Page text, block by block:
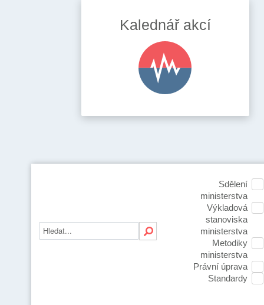
Kalednář akcí
Sdělení
ministerstva
Výkladová
stanoviska
ministerstva
Metodiky
ministerstva
Právní úprava
Standardy